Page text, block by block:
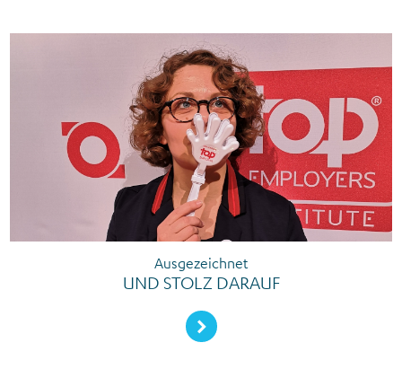
Ausgezeichnet
UND STOLZ DARAUF
Mehr erfahren